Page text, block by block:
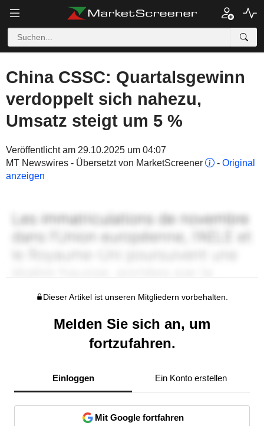
China CSSC: Quartalsgewinn
verdoppelt sich nahezu,
Umsatz steigt um 5 %
Veröffentlicht am 29.10.2025 um 04:07
MT Newswires - Übersetzt von MarketScreener
- Original
anzeigen
Dieser Artikel ist unseren Mitgliedern vorbehalten.
Melden Sie sich an, um
fortzufahren.
Einloggen Ein Konto erstellen
Mit Google fortfahren